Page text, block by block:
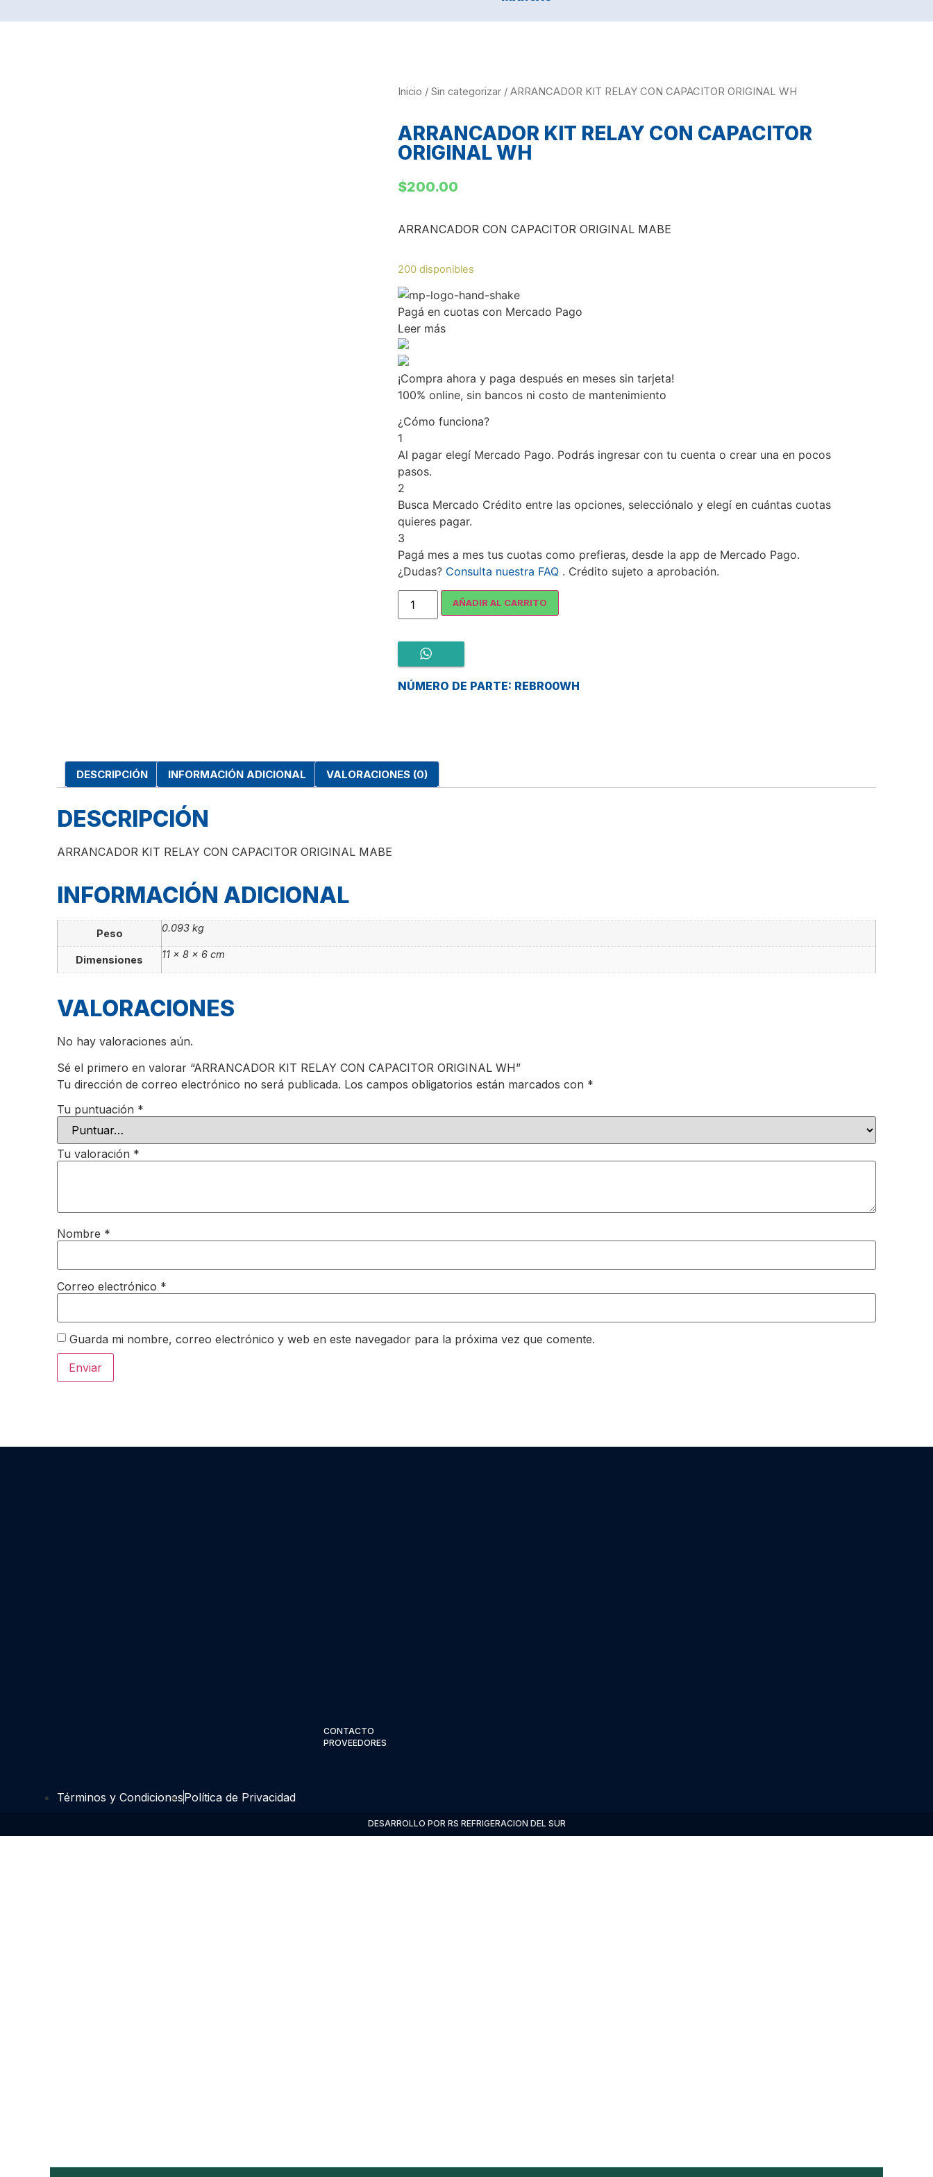
Inicio / Sin categorizar/ ARRANCADOR KIT RELAY CON CAPACITOR ORIGINAL WH
ARRANCADOR KIT RELAY CON CAPACITOR
ORIGINAL WH
$200.00
ARRANCADOR CON CAPACITOR ORIGINAL MABE
200 disponibles
Pagá en cuotascon Mercado Pago
Leer más
¡Compra ahora y paga después en meses sin tarjeta!
100% online, sin bancos ni costo de mantenimiento
¿Cómo funciona?
1
Al pagar elegíMercado Pago. Podrás ingresar con tu cuenta o crear una en pocos
pasos.
2
Busca Mercado Crédito entre las opciones, selecciónalo y elegí en cuántas cuotas
quieres pagar.
3
Pagá mes a mes tus cuotas como prefieras, desde la app de Mercado Pago.
¿Dudas? Consulta nuestra FAQ. Crédito sujeto a aprobación.
AÑADIR AL CARRITO
NÚMERO DE PARTE: REBR00WH
DESCRIPCIÓN INFORMACIÓN ADICIONAL VALORACIONES (0)
DESCRIPCIÓN
ARRANCADOR KIT RELAY CON CAPACITOR ORIGINAL MABE
INFORMACIÓN ADICIONAL
Peso 0.093 kg
Dimensiones 11 × 8 × 6 cm
VALORACIONES
No hay valoraciones aún.
Sé el primero en valorar “ARRANCADOR KIT RELAY CON CAPACITOR ORIGINAL WH”
Tu dirección de correo electrónico no será publicada. Los campos obligatorios están marcados con *
Tu puntuación *
Tu valoración *
Nombre *
Correo electrónico *
Guarda mi nombre, correo electrónico y web en este navegador para la próxima vez que comente.
CONTACTO
PROVEEDORES
Términos y CondicionesPolítica de Privacidad
DESARROLLO POR RS REFRIGERACION DEL SUR